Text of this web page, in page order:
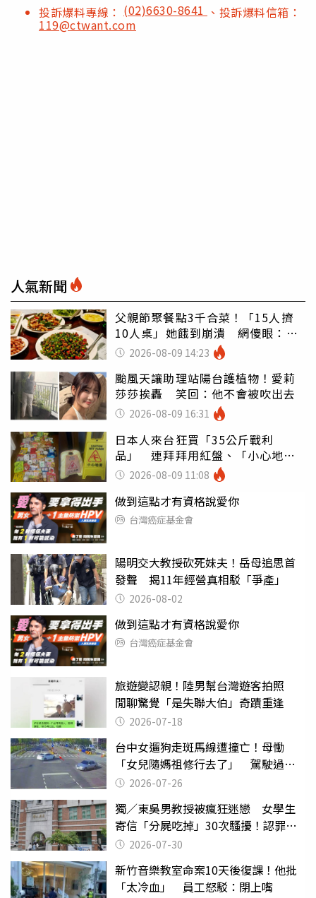
投訴爆料專線： (02)6630-8641 、投訴爆料信箱：
119@ctwant.com
人氣新聞
父親節聚餐點3千合菜！「15人擠
10人桌」她餓到崩潰 網傻眼：讓
店家看笑話
2026-08-09 14:23
颱風天讓助理站陽台護植物！愛莉
莎莎挨轟 笑回：他不會被吹出去
2026-08-09 16:31
日本人來台狂買「35公斤戰利
品」 連拜拜用紅盤、「小心地
滑」告示牌也帶回家
2026-08-09 11:08
做到這點才有資格說愛你
台灣癌症基金會
陽明交大教授砍死妹夫！岳母追思首
發聲 揭11年經營真相駁「爭產」
2026-08-02
做到這點才有資格說愛你
台灣癌症基金會
旅遊變認親！陸男幫台灣遊客拍照
閒聊驚覺「是失聯大伯」奇蹟重逢
2026-07-18
台中女遛狗走斑馬線遭撞亡！母慟
「女兒隨媽祖修行去了」 駕駛過失
致死判9月
2026-07-26
獨／東吳男教授被瘋狂迷戀 女學生
寄信「分屍吃掉」30次騷擾！認罪免
關 2026-07-30
新竹音樂教室命案10天後復課！他批
「太冷血」 員工怒駁：閉上嘴